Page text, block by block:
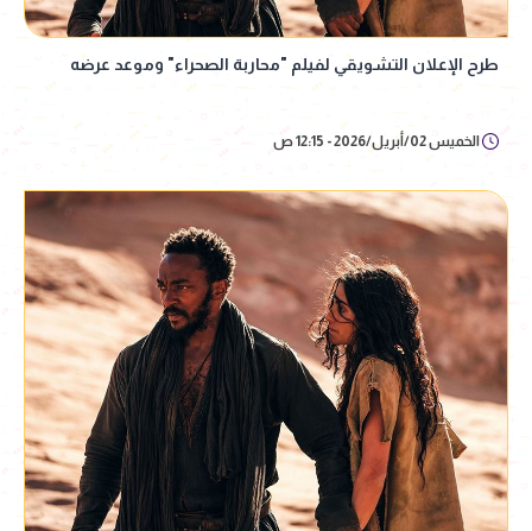
طرح الإعلان التشويقي لفيلم "محاربة الصحراء" وموعد عرضه
الخميس 02/أبريل/2026 - 12:15 ص